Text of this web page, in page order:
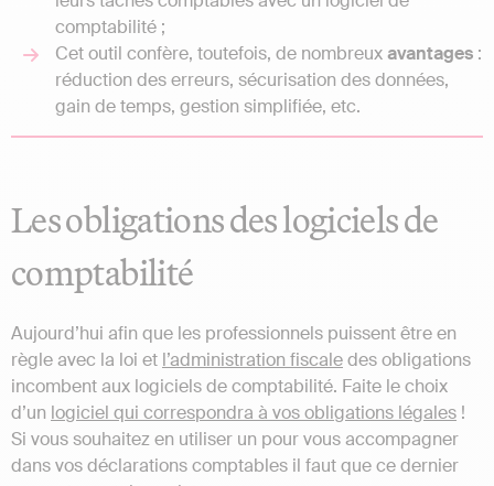
comptabilité ;
Cet outil confère, toutefois, de nombreuxavantages :
réduction des erreurs, sécurisation des données,
gain de temps, gestion simplifiée, etc.
Les obligations des logiciels de
comptabilité
Aujourd’hui afin que les professionnels puissent être en
règle avec la loi et l’administration fiscaledes obligations
incombent aux logiciels de comptabilité. Faite le choix
d’un logiciel qui correspondra à vos obligations légales !
Si vous souhaitez en utiliser un pour vous accompagner
dans vos déclarations comptables il faut que ce dernier